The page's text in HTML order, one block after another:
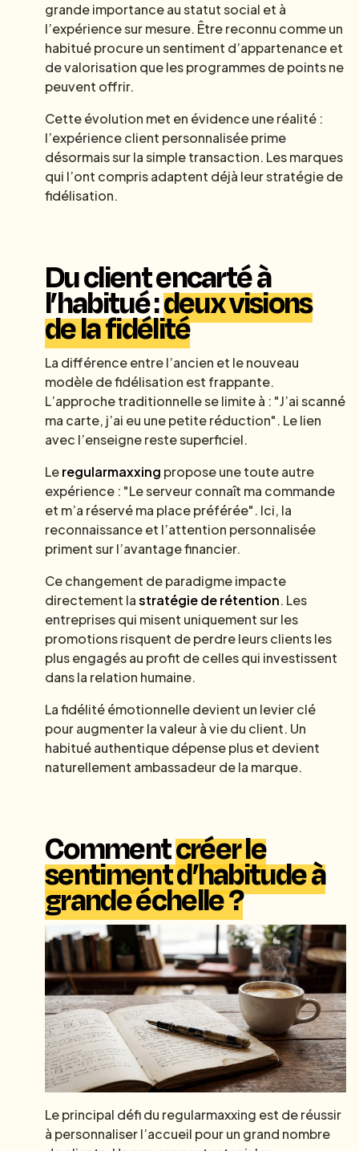
grande importance au statut social et à
l’expérience sur mesure. Être reconnu comme un
habitué procure un sentiment d’appartenance et
de valorisation que les programmes de points ne
peuvent offrir.
Cette évolution met en évidence une réalité :
l’expérience client personnalisée prime
désormais sur la simple transaction. Les marques
qui l’ont compris adaptent déjà leur stratégie de
fidélisation.
Du client encarté à
l’habitué :deux visions
de la fidélité
La différence entre l’ancien et le nouveau
modèle de fidélisation est frappante.
L’approche traditionnelle se limite à : "J’ai scanné
ma carte, j’ai eu une petite réduction". Le lien
avec l’enseigne reste superficiel.
Leregularmaxxing propose une toute autre
expérience : "Le serveur connaît ma commande
et m’a réservé ma place préférée". Ici, la
reconnaissance et l’attention personnalisée
priment sur l’avantage financier.
Ce changement de paradigme impacte
directement lastratégie de rétention. Les
entreprises qui misent uniquement sur les
promotions risquent de perdre leurs clients les
plus engagés au profit de celles qui investissent
dans la relation humaine.
La fidélité émotionnelle devient un levier clé
pour augmenter la valeur à vie du client. Un
habitué authentique dépense plus et devient
naturellement ambassadeur de la marque.
Commentcréer le
sentiment d’habitude à
grande échelle ?
Le principal défi du regularmaxxing est de réussir
à personnaliser l’accueil pour un grand nombre